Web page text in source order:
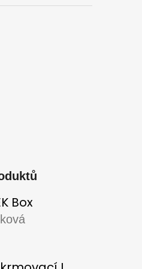
Box
5 z 5 hvězdiček.